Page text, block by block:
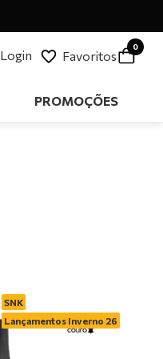
Login Favoritos
0
PROMOÇÕES
SNK
Lançamentos Inverno 26